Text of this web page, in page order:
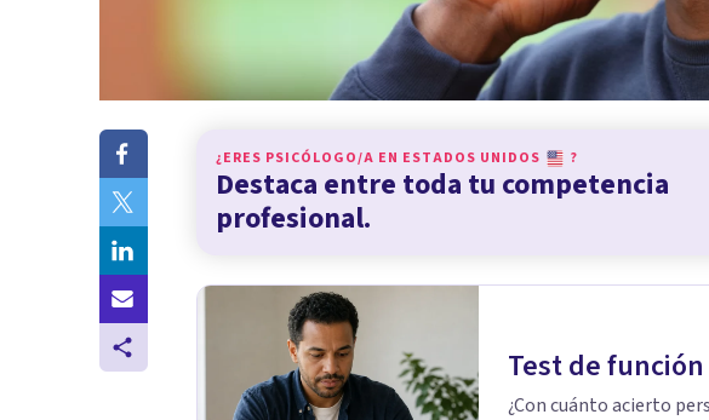
¿ERES PSICÓLOGO/A EN ESTADOS UNIDOS ?
Destaca entre toda tu competencia
profesional.
Test de
¿Con cuánto acierto